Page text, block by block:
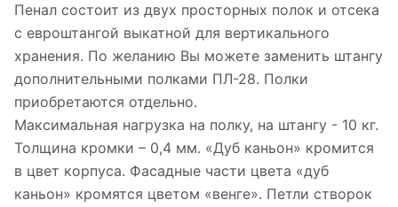
Пенал состоит из двух просторных полок и отсека
с евроштангой выкатной для вертикального
хранения. По желанию Вы можете заменить штангу
дополнительными полками ПЛ-28. Полки
приобретаются отдельно.
Максимальная нагрузка на полку, на штангу - 10 кг.
Толщина кромки – 0,4 мм. «Дуб каньон» кромится
в цвет корпуса. Фасадные части цвета «дуб
каньон» кромятся цветом «венге». Петли створок